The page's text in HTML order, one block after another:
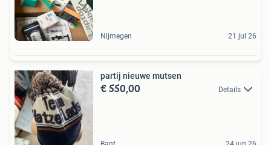
Nijmegen 21 jul 26
partij nieuwe mutsen
€ 550,00 Details